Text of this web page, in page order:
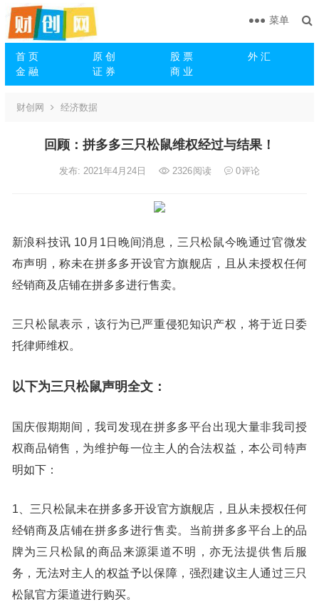
首 页 原 创 股 票
外 汇
金 融
证 券 商 业
菜单
财创网 经济数据
回顾：拼多多三只松鼠维权经过与结果！
发布: 2021年4月24日 2326阅读 0评论
新浪科技讯 10月1日晚间消息，三只松鼠今晚通过官微发
布声明，称未在拼多多开设官方旗舰店，且从未授权任何
经销商及店铺在拼多多进行售卖。
三只松鼠表示，该行为已严重侵犯知识产权，将于近日委
托律师维权。
以下为三只松鼠声明全文：
国庆假期期间，我司发现在拼多多平台出现大量非我司授
权商品销售，为维护每一位主人的合法权益，本公司特声
明如下：
1、三只松鼠未在拼多多开设官方旗舰店，且从未授权任何
经销商及店铺在拼多多进行售卖。当前拼多多平台上的品
牌为三只松鼠的商品来源渠道不明，亦无法提供售后服
务，无法对主人的权益予以保障，强烈建议主人通过三只
松鼠官方渠道进行购买。